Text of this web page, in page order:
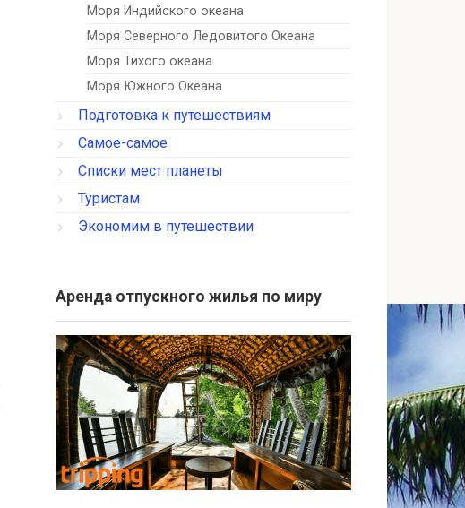
Моря Индийского океана
Моря Северного Ледовитого Океана
Моря Тихого океана
Моря Южного Океана
Подготовка к путешествиям
Самое-самое
Списки мест планеты
Туристам
Экономим в путешествии
Аренда отпускного жилья по миру